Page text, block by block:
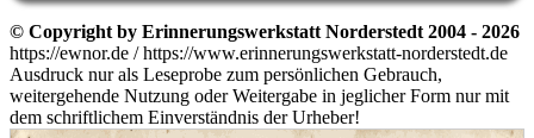
© Copyright by Erinnerungswerkstatt Norderstedt 2004 - 2026
https://ewnor.de / https://www.erinnerungswerkstatt-norderstedt.de
Ausdruck nur als Leseprobe zum persönlichen Gebrauch,
weitergehende Nutzung oder Weitergabe in jeglicher Form nur mit
dem schriftlichem Einverständnis der Urheber!